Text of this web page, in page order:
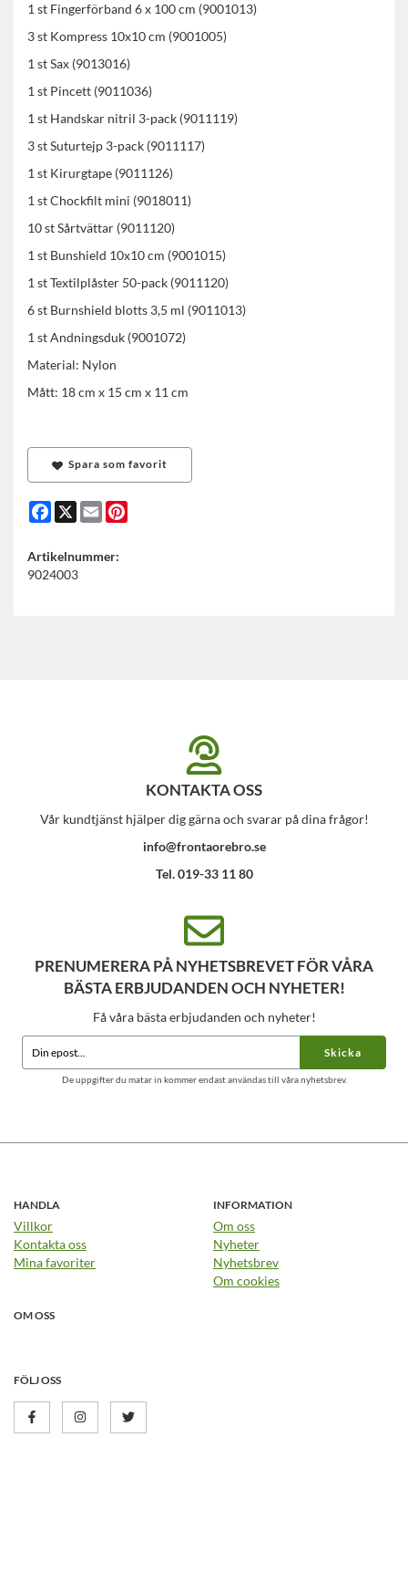
1 st Fingerförband 6 x 100 cm (9001013)
3 st Kompress 10x10 cm (9001005)
1 st Sax (9013016)
1 st Pincett (9011036)
1 st Handskar nitril 3-pack (9011119)
3 st Suturtejp 3-pack (9011117)
1 st Kirurgtape (9011126)
1 st Chockfilt mini (9018011)
10 st Sårtvättar (9011120)
1 st Bunshield 10x10 cm (9001015)
1 st Textilplåster 50-pack (9011120)
6 st Burnshield blotts 3,5 ml (9011013)
1 st Andningsduk (9001072)
Material: Nylon
Mått: 18 cm x 15 cm x 11 cm
Spara som favorit
Facebook
X Email
Artikelnummer:
9024003
KONTAKTA OSS
Vår kundtjänst hjälper dig gärna och svarar på dina frågor!
info@frontaorebro.se
Tel. 019-33 11 80
PRENUMERERA PÅ NYHETSBREVET FÖR VÅRA
BÄSTA ERBJUDANDEN OCH NYHETER!
Få våra bästa erbjudanden och nyheter!
Skicka
De uppgifter du matar in kommer endast användas till våra nyhetsbrev.
HANDLA
Villkor
Kontakta oss
Mina favoriter
INFORMATION
Om oss
Nyheter
Nyhetsbrev
Om cookies
OM OSS
FÖLJ OSS